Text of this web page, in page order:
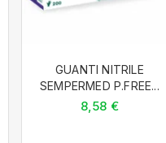
GUANTI NITRILE
SEMPERMED P.FREE...
8,58 €